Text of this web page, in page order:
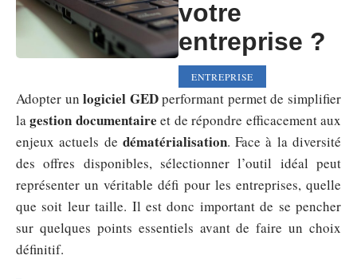
votre
entreprise ?
ENTREPRISE
Adopter unlogiciel GEDperformant permet de simplifier
lagestion documentaire et de répondre efficacement aux
enjeux actuels de dématérialisation. Face à la diversité
des offres disponibles, sélectionner l’outil idéal peut
représenter un véritable défi pour les entreprises, quelle
que soit leur taille. Il est donc important de se pencher
sur quelques points essentiels avant de faire un choix
définitif.